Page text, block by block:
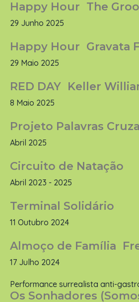
Happy Hour The
29 Junho 2025
Happy Hour Gravata
29 Maio 2025
RED DAY Keller
8 Maio 2025
Projeto Palavras
Abril 2025
Circuito de Natação
Abril 2023 - 2025
Terminal Solidário
11 Outubro 2024
Almoço de Família
17 Julho 2024
Performance surrealista anti-
Os Sonhadores